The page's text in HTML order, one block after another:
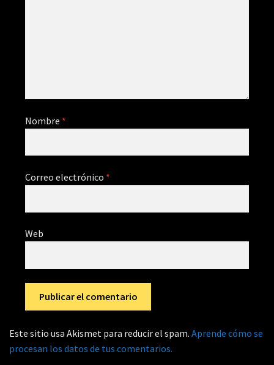
Nombre *
Correo electrónico *
Web
Este sitio usa Akismet para reducir el spam. Aprende cómo se
procesan los datos de tus comentarios.